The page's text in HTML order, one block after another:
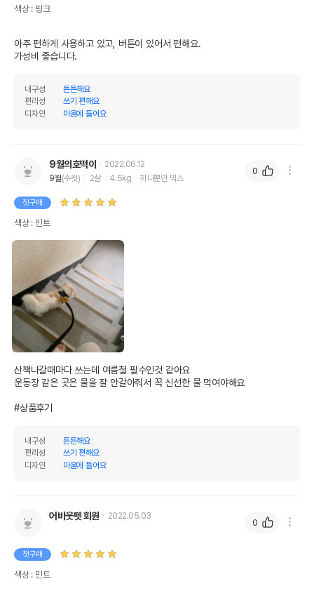
색상 : 핑크
아주 편하게 사용하고 있고, 버튼이 있어서 편해요.
가성비 좋습니다.
내구성
튼튼해요
편리성
쓰기 편해요
디자인
마음에 들어요
9월의호떡이
2022.06.12
9월(수컷) 2살 4.5kg 하나뿐인 믹스
첫구매
색상 : 민트
산책나갈때마다 쓰는데 여름철 필수인것 같아요
운동장 같은 곳은 물을 잘 안갈아줘서 꼭 신선한 물 먹여야해요
#상품후기
내구성
튼튼해요
편리성
쓰기 편해요
디자인
마음에 들어요
0
어바웃펫 회원 2022.05.03
첫구매
색상 : 민트
0